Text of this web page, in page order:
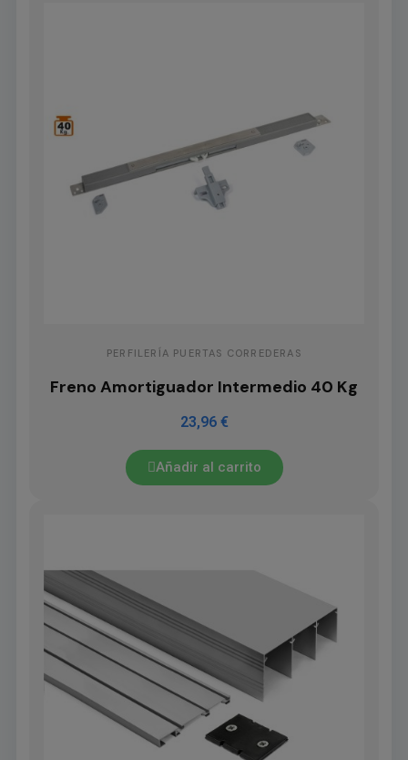
PERFILERÍA PUERTAS CORREDERAS
Freno Amortiguador Intermedio 40 Kg
23,96 €
Añadir al carrito